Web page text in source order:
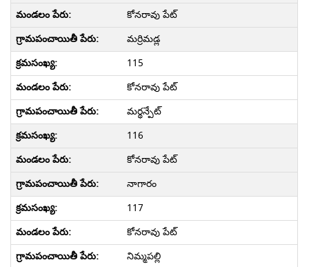
కోనరావు పేట్
మర్రిమడ్ల
115
కోనరావు పేట్
మర్థన్పేట్
116
కోనరావు పేట్
నాగారం
117
కోనరావు పేట్
నిమ్మపల్లి